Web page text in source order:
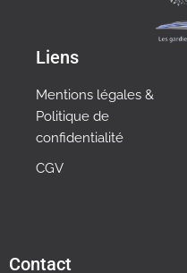
Liens
Mentions légales &
Politique de
confidentialité
CGV
Contact